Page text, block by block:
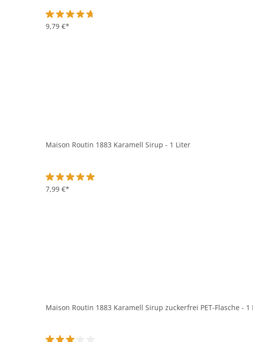
Durchschnittliche Bewertung von 4.6 von 5 Sternen
9,79 €*
Maison Routin 1883 Karamell Sirup - 1 Liter
Durchschnittliche Bewertung von 5 von 5 Sternen
7,99 €*
Maison Routin 1883 Karamell Sirup zuckerfrei PET-Flasche - 1